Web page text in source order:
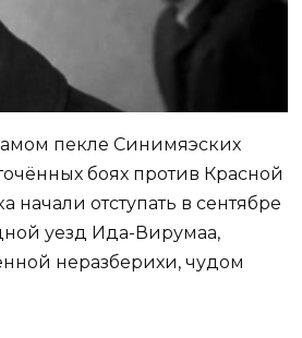
пекле Синимяэских
боях против Красной
отступать в сентябре
уезд Ида-Вирумаа,
неразберихи, чудом